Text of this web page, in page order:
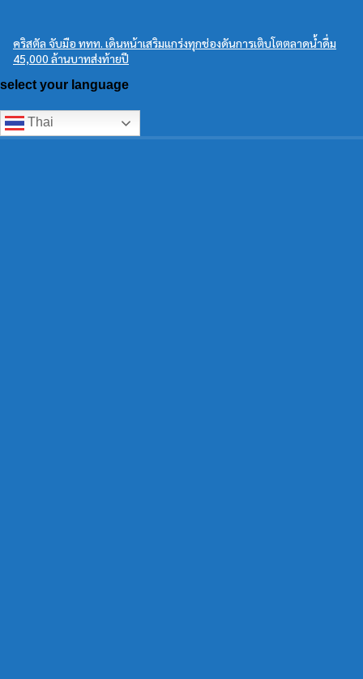
คริสตัล จับมือ ททท. เดินหน้าเสริมแกร่งทุกช่องดันการเติบโตตลาดน้ำดื่ม
45,000 ล้านบาทส่งท้ายปี
select your language
Thai